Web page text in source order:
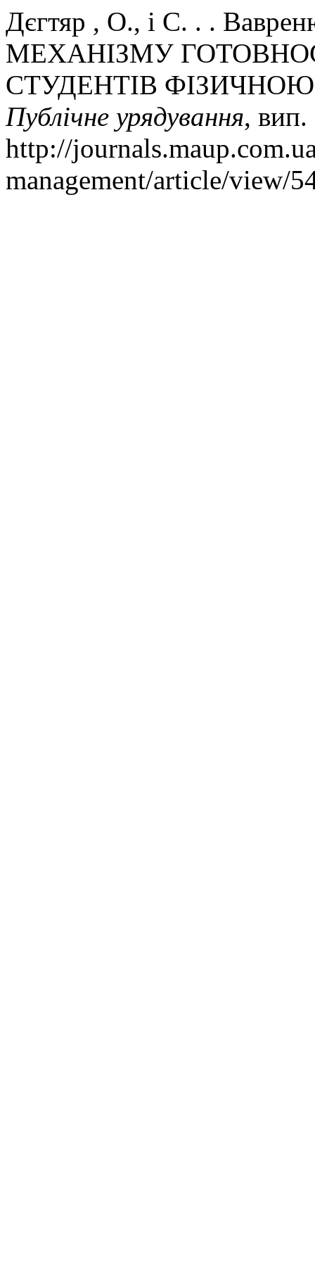
Дєгтяр , О., і С. . .
МЕХАНІЗМУ
СТУДЕНТІВ
Публічне урядування, вип.
http://
management/article/view/